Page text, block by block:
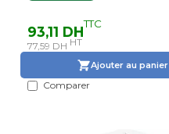
93,11 DHTTC
77,59 DH HT
Ajouter au panier
Comparer